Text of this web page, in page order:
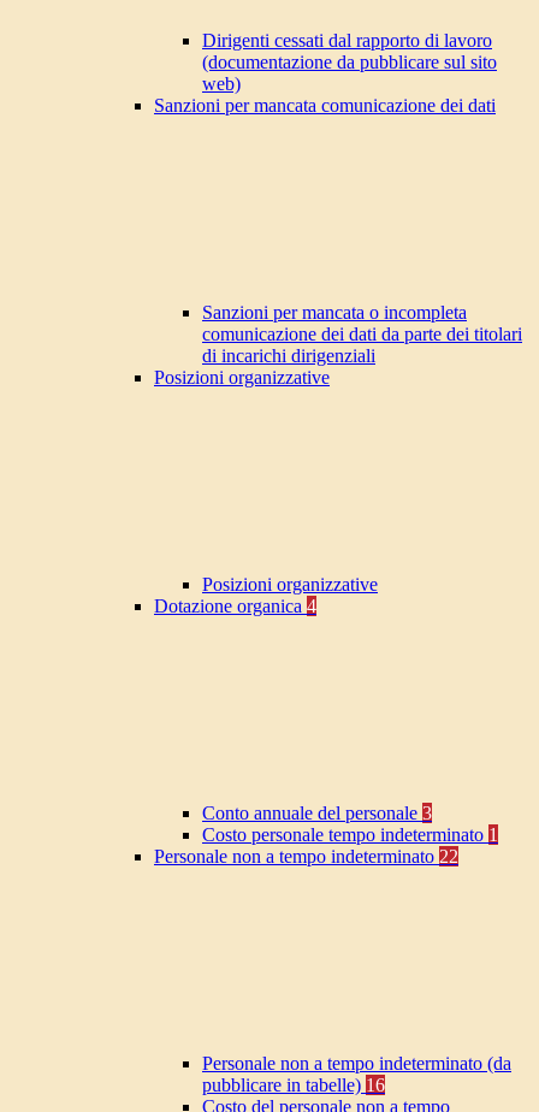
Dirigenti cessati dal rapporto di lavoro
(documentazione da pubblicare sul sito
web)
Sanzioni per mancata comunicazione dei dati
Sanzioni per mancata o incompleta
comunicazione dei dati da parte dei titolari
di incarichi dirigenziali
Posizioni organizzative
Posizioni organizzative
Dotazione organica 4
Conto annuale del personale 3
Costo personale tempo indeterminato 1
Personale non a tempo indeterminato 22
Personale non a tempo indeterminato (da
pubblicare in tabelle) 16
Costo del personale non a tempo